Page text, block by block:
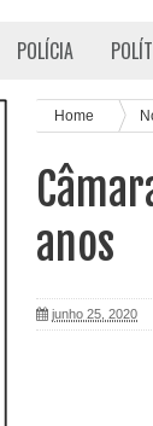
POLÍCIA
Home
anos
junho 25, 2020